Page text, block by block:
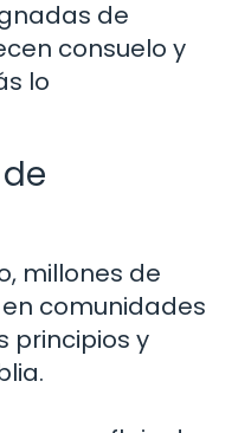
de
consuelo y
lo
millones de
comunidades
principios y